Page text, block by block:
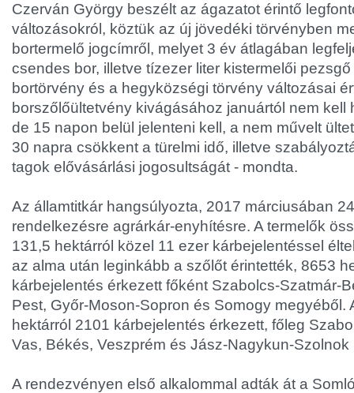
Czerván György beszélt az ágazatot érintő
változásokról, köztük az új jövedéki törvényben
bortermelő jogcímről, melyet 3 év átlagában
csendes bor, illetve tízezer liter kistermelői
bortörvény és a hegyközségi törvény változásai
borszőlőültetvény kivágásához januártól nem kell
de 15 napon belül jelenteni kell, a nem művelt
30 napra csökkent a türelmi idő, illetve
tagok elővásárlási jogosultságát - mondta.
Az államtitkár hangsúlyozta, 2017 márciusában
rendelkezésre agrárkár-enyhítésre. A termelők
131,5 hektárról közel 11 ezer kárbejelentéssel
az alma után leginkább a szőlőt érintették, 8653
kárbejelentés érkezett főként Szabolcs-Szatmár-
Pest, Győr-Moson-Sopron és Somogy megyéből.
hektárról 2101 kárbejelentés érkezett, főleg
Vas, Békés, Veszprém és Jász-Nagykun-Szolnok
A rendezvényen első alkalommal adták át a